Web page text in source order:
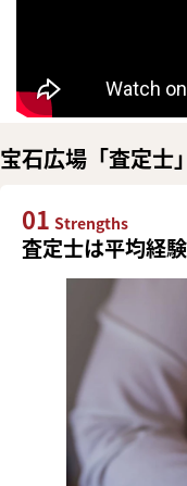
宝石広場「査定士
01 Strengths
査定士は平均経